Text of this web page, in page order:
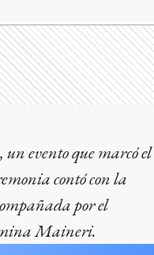
evento que marcó el
contó con la
por el
Maineri.